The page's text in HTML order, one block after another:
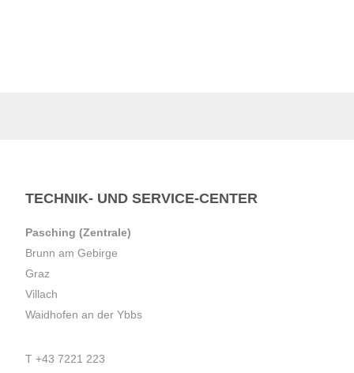
TECHNIK- UND SERVICE-CENTER
Pasching (Zentrale)
Brunn am Gebirge
Graz
Villach
Waidhofen an der Ybbs
T +43 7221 223